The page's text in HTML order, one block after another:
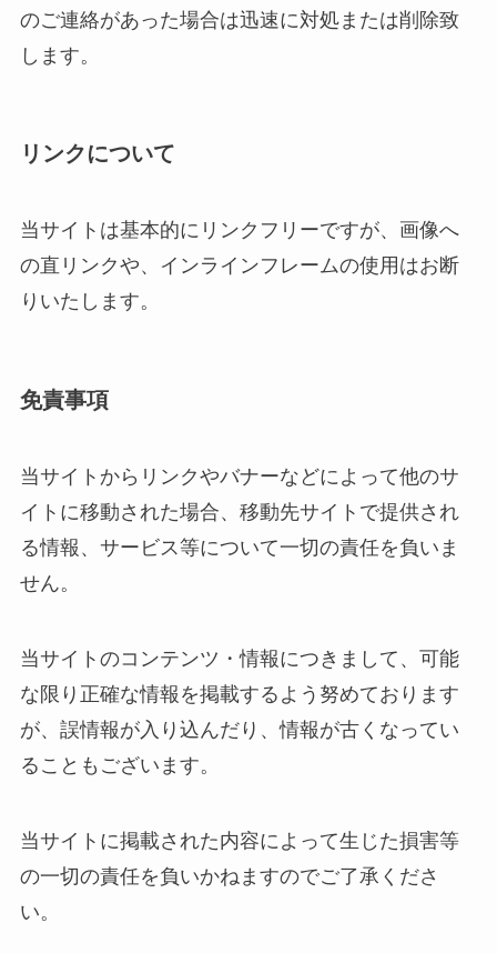
のご連絡があった場合は迅速に対処または削除致
します。
リンクについて
当サイトは基本的にリンクフリーですが、画像へ
の直リンクや、インラインフレームの使用はお断
りいたします。
免責事項
当サイトからリンクやバナーなどによって他のサ
イトに移動された場合、移動先サイトで提供され
る情報、サービス等について一切の責任を負いま
せん。
当サイトのコンテンツ・情報につきまして、可能
な限り正確な情報を掲載するよう努めております
が、誤情報が入り込んだり、情報が古くなってい
ることもございます。
当サイトに掲載された内容によって生じた損害等
の一切の責任を負いかねますのでご了承くださ
い。